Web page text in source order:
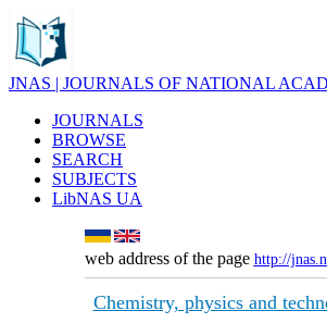
JNAS | JOURNALS OF NATIONAL
JOURNALS
BROWSE
SEARCH
SUBJECTS
LibNAS UA
web address of the page http://
Chemistry, physics and